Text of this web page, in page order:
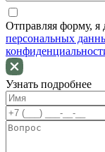
Отправляя форму, я
персональных
Узнать подробнее